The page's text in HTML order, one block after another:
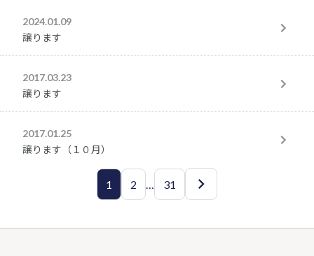
よくあるお問い合わせ
検
索:
〒470-0151
愛知県愛知郡東郷町大字諸輪字百々51-23
FAX 0561-38-6222
2024.01.09
譲ります
2017.03.23
譲ります
2017.01.25
譲ります（１０月）
1 2 31